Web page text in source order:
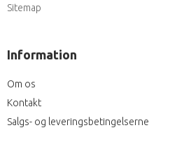
Sitemap
Information
Om os
Kontakt
Salgs- og leveringsbetingelserne